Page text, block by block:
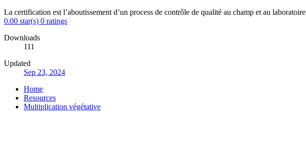
La certification est l’aboutissement d’un process de contrôle de qualité au champ et au laboratoire
0.00 star(s) 0 ratings
Downloads
111
Updated
Sep 23, 2024
Home
Resources
Multiplication végétative